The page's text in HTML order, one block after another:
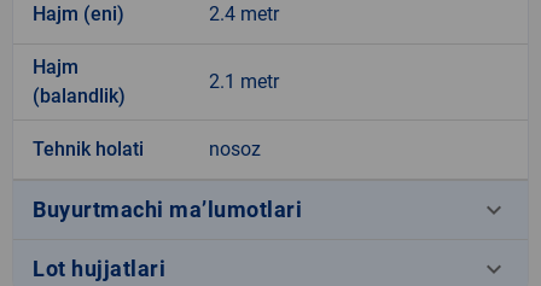
Hajm (eni) 2.4 metr
Hajm
(balandlik)
2.1 metr
Tehnik holati nosoz
Buyurtmachi ma’lumotlari keyboard_arrow_down
Lot hujjatlari keyboard_arrow_down